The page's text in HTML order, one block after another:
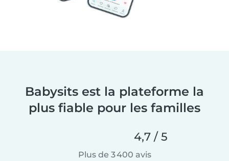
Babysits est la plateforme la
plus fiable pour les familles
4,7 / 5
Plus de 3 400 avis